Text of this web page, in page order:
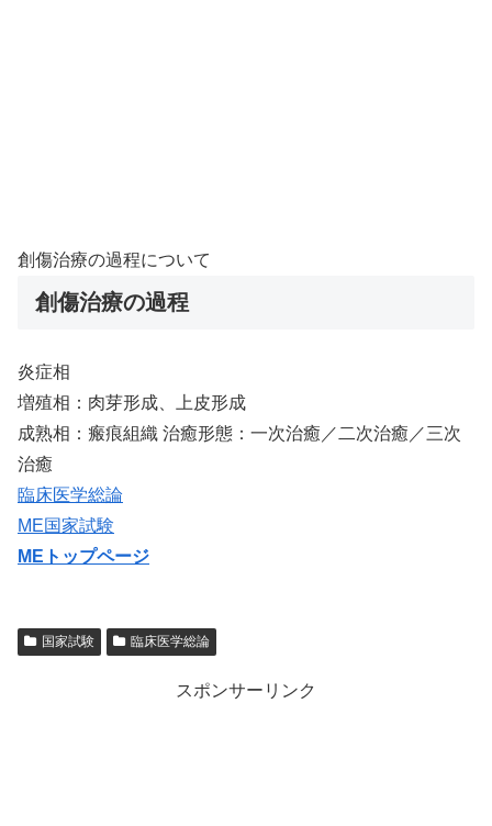
創傷治療の過程について
創傷治療の過程
炎症相
増殖相：肉芽形成、上皮形成
成熟相：瘢痕組織 治癒形態：一次治癒／二次治癒／三次
治癒
臨床医学総論
ME国家試験
MEトップページ
国家試験 臨床医学総論
スポンサーリンク